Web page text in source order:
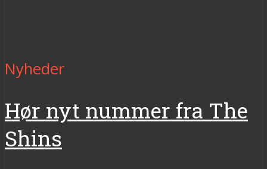
Nyheder
Hør nyt nummer fra The
Shins